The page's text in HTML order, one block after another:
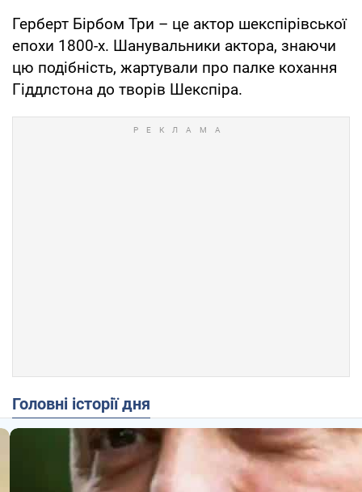
Герберт Бірбом Три – це актор шекспірівської
епохи 1800-х. Шанувальники актора, знаючи
цю подібність, жартували про палке кохання
Гіддлстона до творів Шекспіра.
Головні історії дня